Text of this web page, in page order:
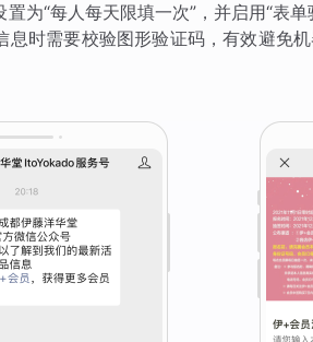
为“每人每天限填一次”，并启用“表
息时需要校验图形验证码，有效避免